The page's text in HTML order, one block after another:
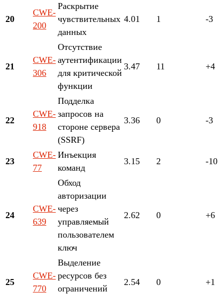
20
CWE-
200
Раскрытие
чувствительных
данных
4.01 1 -3
21
CWE-
306
Отсутствие
аутентификации
для критической
функции
3.47 11 +4
22
CWE-
918
Подделка
запросов на
стороне сервера
(SSRF)
3.36 0 -3
23
CWE-
77
Инъекция
команд
3.15 2 -10
24
CWE-
639
Обход
авторизации
через
управляемый
пользователем
ключ
2.62 0 +6
25
CWE-
770
Выделение
ресурсов без
ограничений
2.54 0 +1